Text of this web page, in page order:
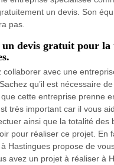
un devis. Son
pas.
un devis gratuit pour la
collaborer avec une
qu’il est nécessaire
cette entreprise prenne
très important car il vous
ainsi que la totalité des
pour réaliser ce projet. En
Hastingues propose de
avez un projet à réaliser à